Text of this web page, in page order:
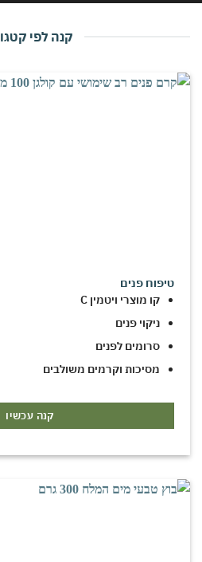
קנה לפי קטגוריות
טיפוח פנים
קו מוצרי ויטמין C
ניקוי פנים
סרומים לפנים
מסיכות וקרמים משולבים
קנה עכשיו